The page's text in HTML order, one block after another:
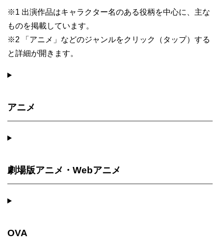
※1 出演作品はキャラクター名のある役柄を中心に、主な
ものを掲載しています。
※2 「アニメ」などのジャンルをクリック（タップ）する
と詳細が開きます。
アニメ
劇場版アニメ・Webアニメ
OVA